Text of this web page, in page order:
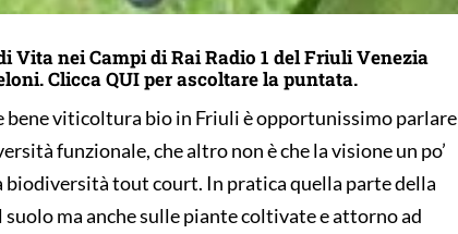
Vita nei Campi di Rai Radio 1 del Friuli Venezia
CliccaQUIper ascoltare la puntata.
bene viticoltura bio in Friuli è opportunissimo parlare
funzionale, che altro non è che la visione un po’
tout court. In pratica quella parte della
ma anche sulle piante coltivate e attorno ad